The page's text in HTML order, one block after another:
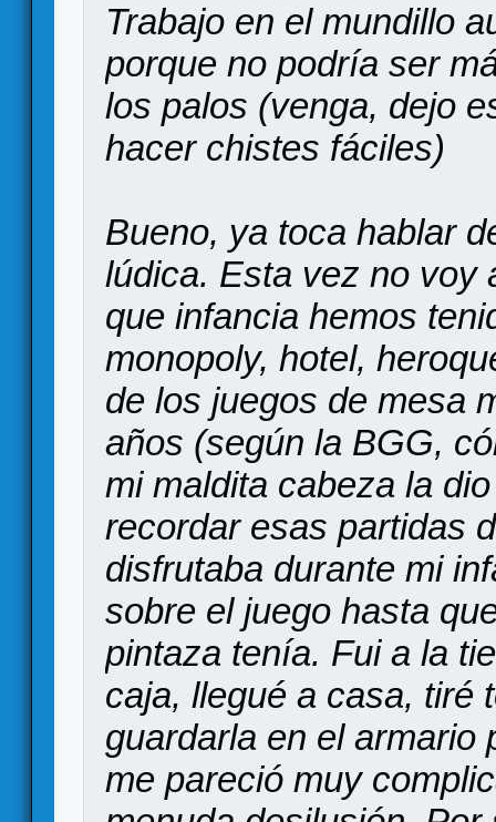
Trabajo en el mundillo
porque no podría ser
los palos (venga, dejo
hacer chistes fáciles)
Bueno, ya toca hablar
lúdica. Esta vez no voy
que infancia hemos
monopoly, hotel,
de los juegos de mesa
años (según la BGG,
mi maldita cabeza la
recordar esas partidas
disfrutaba durante mi
sobre el juego hasta
pintaza tenía. Fui a la
caja, llegué a casa, tiré
guardarla en el
me pareció muy